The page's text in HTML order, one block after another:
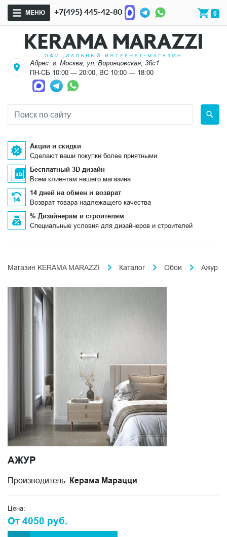
МЕНЮ +7(495) 445-42-80 0
Адрес: г. Москва, ул. Воронцовская, 36с1
ПН-СБ 10:00 — 20:00, ВС 10:00 — 18:00
Акции и скидки
Сделают ваши покупки более приятными
Бесплатный 3D дизайн
Всем клиентам нашего магазина
14 дней на обмен и возврат
Возврат товара надлежащего качества
% Дизайнерам и строителям
Специальные условия для дизайнеров и строителей
Магазин KERAMA MARAZZI Каталог Обои Ажур
АЖУР
Производитель: Керама Марацци
Цена:
От 4050 руб.